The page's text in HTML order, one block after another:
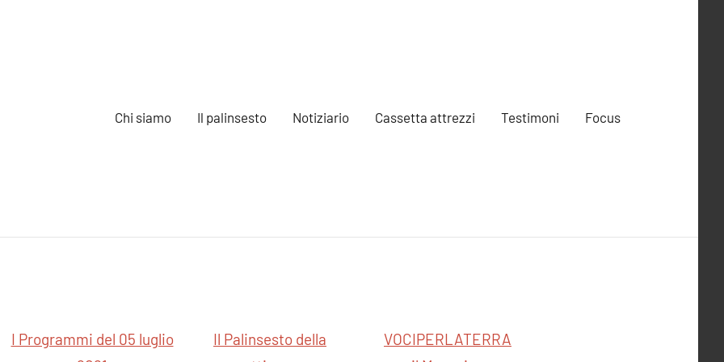
Chi siamo Il palinsesto Notiziario Cassetta attrezzi Testimoni Focus
I Programmi del 05 luglio
Il Palinsesto della
VOCIPERLATERRA